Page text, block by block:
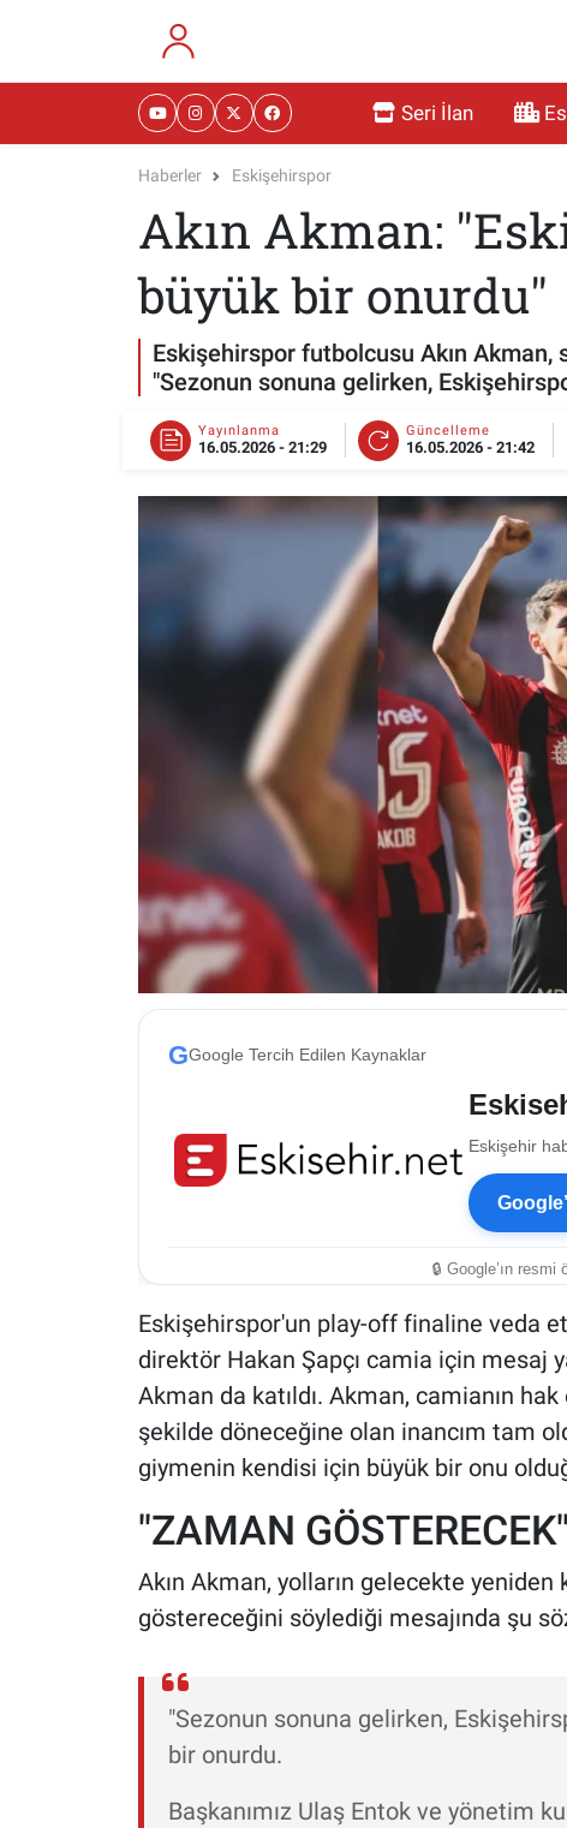
Seri İlan
Haberler Eskişehirspor
Akın Akman:
büyük bir onurdu"
Eskişehirspor futbolcusu Akın
"Sezonun sonuna gelirken,
Yayınlanma
16.05.2026 - 21:29
Güncelleme
16.05.2026 - 21:42
GGoogle Tercih Edilen Kaynaklar
Eskişehir
🔒 Google’ın
Eskişehirspor'un play-off finaline veda
direktör Hakan Şapçı camia için mesaj
Akman da katıldı. Akman, camianın
şekilde döneceğine olan inancım tam
giymenin kendisi için büyük bir onu
"ZAMAN GÖSTERECEK"
Akın Akman, yolların gelecekte
göstereceğini söylediği mesajında şu
"Sezonun sonuna gelirken,
bir onurdu.
Başkanımız Ulaş Entok ve yönetim
RESMİ İLANLAR
SAĞLIK
MAGAZİN
TEKNOLOJİ
ESKİŞEHİR NÖBETÇİ ECZANELER
Eskişehir Haber İçerikleri
Eskişehir Hava Durumu
Eskişehir Tramvay Saatleri
Eskişehir Otobüs Saatleri
Eskişehir Nöbetçi Eczaneler
Eskişehir Namaz Vakitleri
Eskişehir Trafik Yoğunluk Haritası
Süper Lig Puan Durumu ve Fikstür
Tüm Manşetler
Son Dakika Haberleri
Haber Arşivi